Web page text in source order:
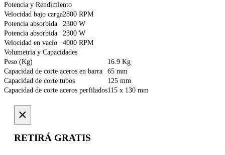
Potencia y Rendimiento
Velocidad bajo carga2800 RPM
Potencia absorbida
2300 W
Potencia absorbida
2300 W
Velocidad en vacío
4000 RPM
Volumetria y Capacidades
Peso (Kg)
16.9 Kg
Capacidad de corte aceros en barra
65 mm
Capacidad de corte tubos
125 mm
Capacidad de corte aceros perfilados115 x 130 mm
×
RETIRÁ GRATIS